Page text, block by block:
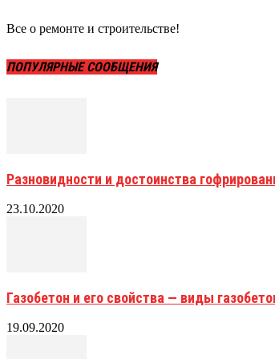
Все о ремонте и строительстве!
ПОПУЛЯРНЫЕ СООБЩЕНИЯ
Разновидности и достоинства
23.10.2020
Газобетон и его свойства — виды
19.09.2020